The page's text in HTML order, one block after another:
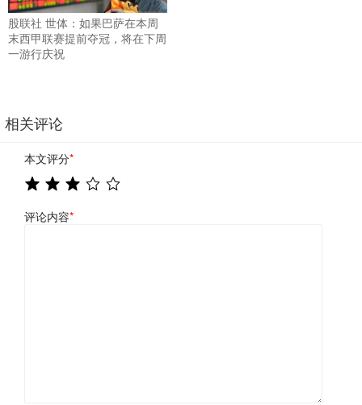
股联社 世体：如果巴萨在本周
末西甲联赛提前夺冠，将在下周
一游行庆祝
相关评论
本文评分*
评论内容*